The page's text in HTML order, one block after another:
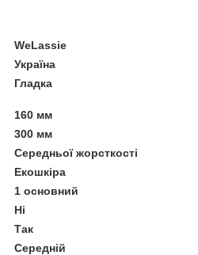
WeLassie
Україна
Гладка
160 мм
300 мм
Середньої жорсткості
Екошкіра
1 основний
Ні
Так
Середній